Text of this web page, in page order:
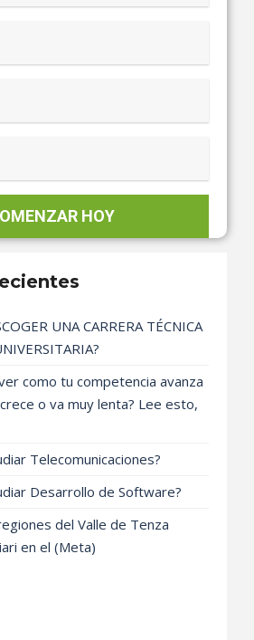
UNA CARRERA TÉCNICA
como tu competencia avanza
o va muy lenta? Lee esto,
Telecomunicaciones?
Desarrollo de Software?
del Valle de Tenza
en el (Meta)